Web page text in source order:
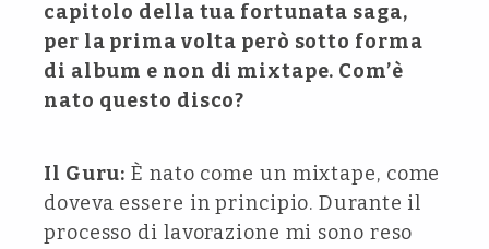
capitolo della tua fortunata saga,
per la prima volta però sotto forma
di album e non di mixtape. Com’è
nato questo disco?
Il Guru: È nato come un mixtape, come
doveva essere in principio. Durante il
processo di lavorazione mi sono reso